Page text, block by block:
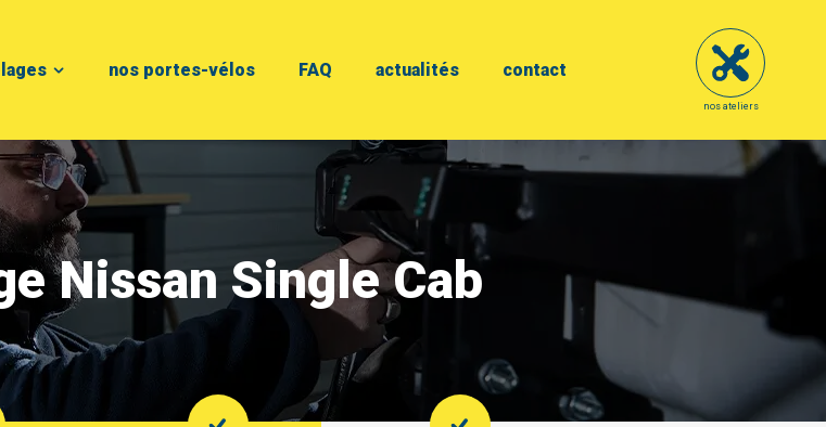
nos portes-vélos FAQ actualités contact
nos ateliers
Nissan Single Cab